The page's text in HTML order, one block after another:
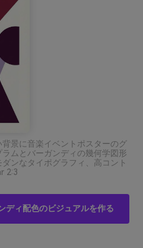
景に音楽イベントポスターのグ
ムとバーガンディの幾何学図形
ンなタイポグラフィ、高コント
2:3
ディ配色のビジュアルを作る